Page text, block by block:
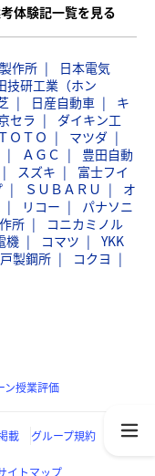
体験記一覧を見る
作所
日本電気
技研工業（ホン
日産自動車
キ
セラ
ダイキン工
ＯＴＯ
マツダ
ＡＧＣ
豊田自動
スズキ
富士フイ
ＳＵＢＡＲＵ
オ
リコー
パナソニ
所
コニカミノル
機 コマツ
YKK
製鋼所
コクヨ
ン授業評価
載
グループ規約
イトマップ